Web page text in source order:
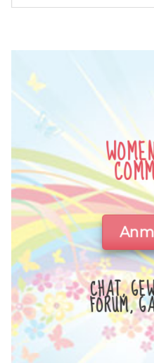
CHAT,
FORUM,